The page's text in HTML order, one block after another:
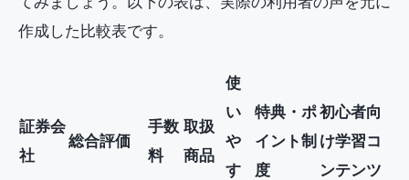
作成した比較表です。
証券会
社
総合評価
手数
料
取扱
商品
使
い
や
す
特典・ポ
イント制
度
初心者向
け学習コ
ンテンツ